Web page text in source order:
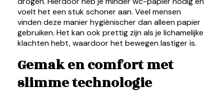
voelt het een stuk schoner aan. Veel mensen
vinden deze manier hygiënischer dan alleen papier
gebruiken. Het kan ook prettig zijn als je lichamelijke
klachten hebt, waardoor het bewegen lastiger is.
Gemak en comfort met
slimme technologie